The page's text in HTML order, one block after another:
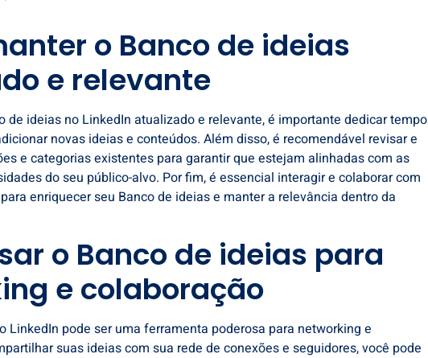
o Banco de ideias
e relevante
de ideias no LinkedIn atualizado e relevante, é importante dedicar tempo
novas ideias e conteúdos. Além disso, é recomendável revisar e
e categorias existentes para garantir que estejam alinhadas com as
do seu público-alvo. Por fim, é essencial interagir e colaborar com
enriquecer seu Banco de ideias e manter a relevância dentro da
o Banco de ideias para
e colaboração
LinkedIn pode ser uma ferramenta poderosa para networking e
suas ideias com sua rede de conexões e seguidores, você pode